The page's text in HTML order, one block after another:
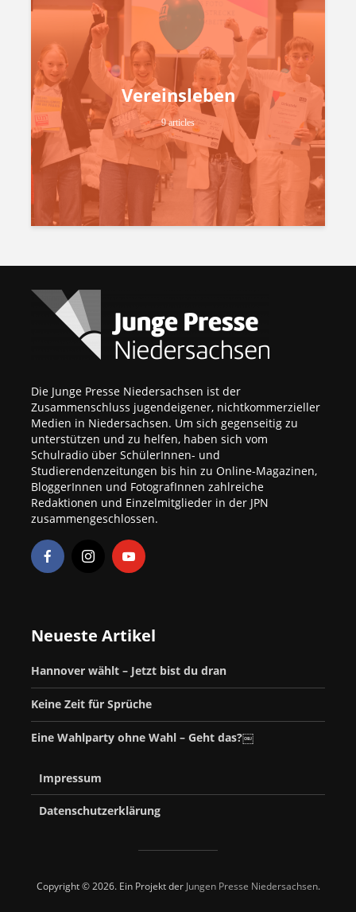
Vereinsleben
9 articles
Die Junge Presse Niedersachsen ist der
Zusammenschluss jugendeigener, nichtkommerzieller
Medien in Niedersachsen. Um sich gegenseitig zu
unterstützen und zu helfen, haben sich vom
Schulradio über SchülerInnen- und
Studierendenzeitungen bis hin zu Online-Magazinen,
BloggerInnen und FotografInnen zahlreiche
Redaktionen und Einzelmitglieder in der JPN
zusammengeschlossen.
Neueste Artikel
Hannover wählt – Jetzt bist du dran
Keine Zeit für Sprüche
Eine Wahlparty ohne Wahl – Geht das?￼
Impressum
Datenschutzerklärung
Copyright © 2026. Ein Projekt der Jungen Presse Niedersachsen.